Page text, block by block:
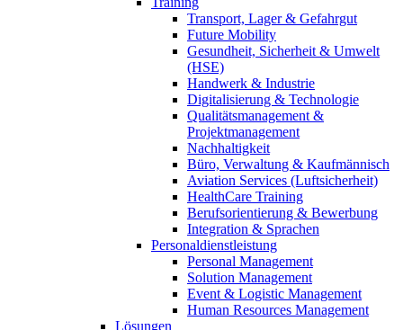
Transport, Lager & Gefahrgut
Future Mobility
Gesundheit, Sicherheit & Umwelt
(HSE)
Handwerk & Industrie
Digitalisierung & Technologie
Qualitätsmanagement &
Projektmanagement
Nachhaltigkeit
Büro, Verwaltung & Kaufmännisch
Aviation Services (Luftsicherheit)
HealthCare Training
Berufsorientierung & Bewerbung
Integration & Sprachen
Personaldienstleistung
Personal Management
Solution Management
Event & Logistic Management
Human Resources Management
Lösungen